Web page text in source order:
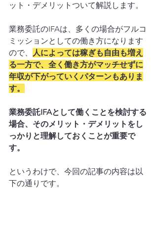
ット・デメリットついて解説します。
業務委託のIFAは、多くの場合がフルコ
ミッションとしての働き方になります
ので、
人によっては稼ぎも自由も増え
る一方で、全く働き方がマッチせずに
年収が下がっていくパターンもありま
す。
業務委託IFAとして働くことを検討する
場合、そのメリット・デメリットをし
っかりと理解しておくことが重要で
す。
というわけで、今回の記事の内容は以
下の通りです。